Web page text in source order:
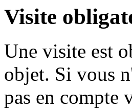
Visite
Une visite est
objet. Si vous
pas en compte